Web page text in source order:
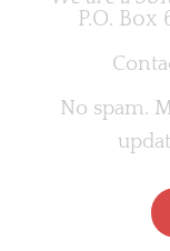
P.O. Box
No spam.